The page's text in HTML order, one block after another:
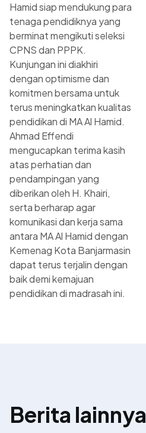
Hamid siap mendukung para
tenaga pendidiknya yang
berminat mengikuti seleksi
CPNS dan PPPK.
Kunjungan ini diakhiri
dengan optimisme dan
komitmen bersama untuk
terus meningkatkan kualitas
pendidikan di MA Al Hamid.
Ahmad Effendi
mengucapkan terima kasih
atas perhatian dan
pendampingan yang
diberikan oleh H. Khairi,
serta berharap agar
komunikasi dan kerja sama
antara MA Al Hamid dengan
Kemenag Kota Banjarmasin
dapat terus terjalin dengan
baik demi kemajuan
pendidikan di madrasah ini.
Berita lainnya